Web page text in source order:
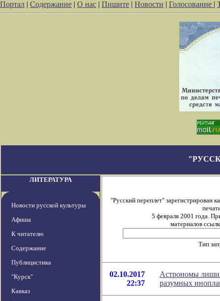
Портал | Содержание | О нас | Пишите | Новости | Голосование |
ЛИТЕРАТУРА
Новости русской культуры
Афиша
К читателю
Содержание
Публицистика
"Курск"
Кавказ
"Русский переплет" зарегистрирован
5 февраля 2001 года.
материалов
Тип
02.10.2017
22:37
Астрономы
разумных